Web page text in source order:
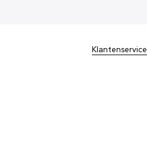
Klantenservice